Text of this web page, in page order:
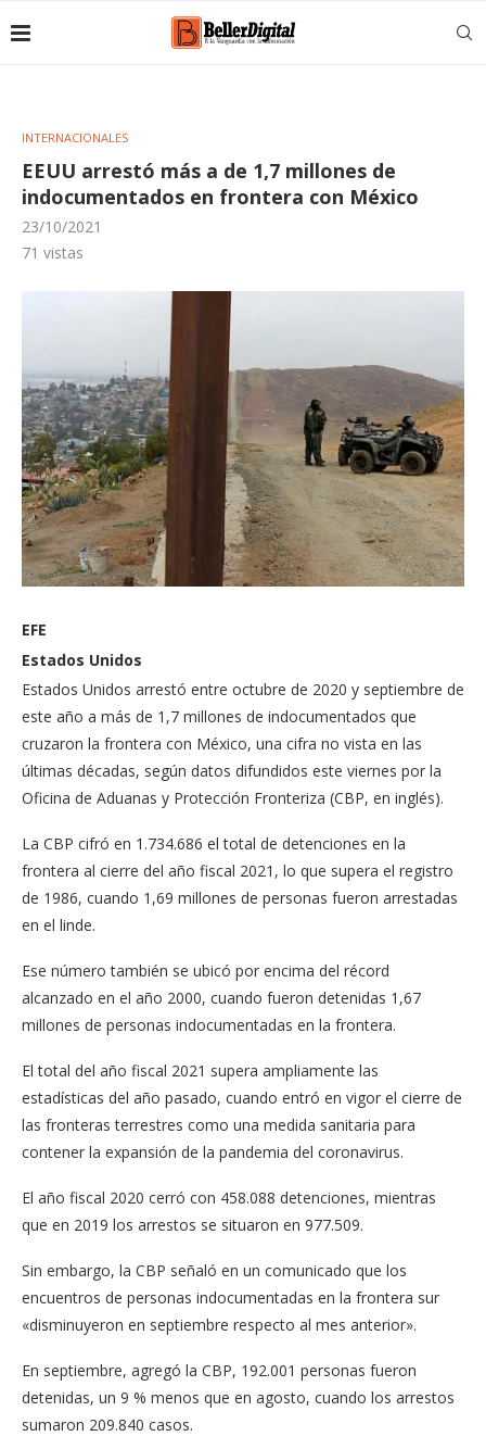
INTERNACIONALES
EEUU arrestó más a de 1,7 millones de
indocumentados en frontera con México
23/10/2021
71 vistas
EFE
Estados Unidos
Estados Unidos arrestó entre octubre de 2020 y septiembre de
este año a más de 1,7 millones de indocumentados que
cruzaron la frontera con México, una cifra no vista en las
últimas décadas, según datos difundidos este viernes por la
Oficina de Aduanas y Protección Fronteriza (CBP, en inglés).
La CBP cifró en 1.734.686 el total de detenciones en la
frontera al cierre del año fiscal 2021, lo que supera el registro
de 1986, cuando 1,69 millones de personas fueron arrestadas
en el linde.
Ese número también se ubicó por encima del récord
alcanzado en el año 2000, cuando fueron detenidas 1,67
millones de personas indocumentadas en la frontera.
El total del año fiscal 2021 supera ampliamente las
estadísticas del año pasado, cuando entró en vigor el cierre de
las fronteras terrestres como una medida sanitaria para
contener la expansión de la pandemia del coronavirus.
El año fiscal 2020 cerró con 458.088 detenciones, mientras
que en 2019 los arrestos se situaron en 977.509.
Sin embargo, la CBP señaló en un comunicado que los
encuentros de personas indocumentadas en la frontera sur
«disminuyeron en septiembre respecto al mes anterior».
En septiembre, agregó la CBP, 192.001 personas fueron
detenidas, un 9 % menos que en agosto, cuando los arrestos
sumaron 209.840 casos.